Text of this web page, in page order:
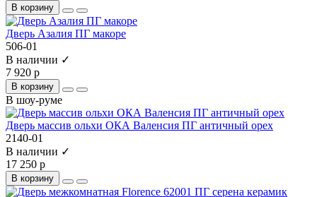
В корзину
Дверь Азалия ПГ макоре
506-01
В наличии ✓
7 920 р
В корзину
В шоу-руме
Дверь массив ольхи ОКА Валенсия ПГ античный орех
2140-01
В наличии ✓
17 250 р
В корзину